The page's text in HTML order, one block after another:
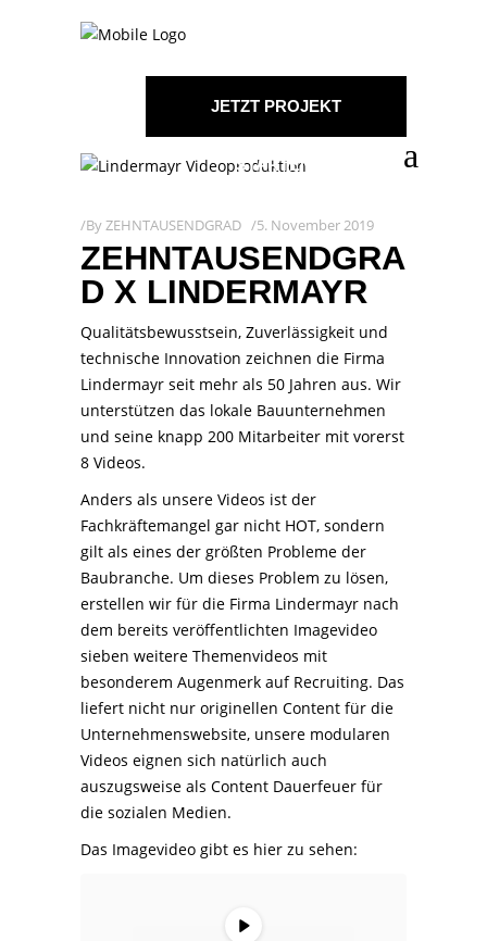
JETZT PROJEKT
STARTEN!
ByZEHNTAUSENDGRAD 5. November 2019
ZEHNTAUSENDGRA
D X LINDERMAYR
Qualitätsbewusstsein, Zuverlässigkeit und
technische Innovation zeichnen die Firma
Lindermayr seit mehr als 50 Jahren aus. Wir
unterstützen das lokale Bauunternehmen
und seine knapp 200 Mitarbeiter mit vorerst
8 Videos.
Anders als unsere Videos ist der
Fachkräftemangel gar nicht HOT, sondern
gilt als eines der größten Probleme der
Baubranche. Um dieses Problem zu lösen,
erstellen wir für die Firma Lindermayr nach
dem bereits veröffentlichten Imagevideo
sieben weitere Themenvideos mit
besonderem Augenmerk auf Recruiting. Das
liefert nicht nur originellen Content für die
Unternehmenswebsite, unsere modularen
Videos eignen sich natürlich auch
auszugsweise als Content Dauerfeuer für
die sozialen Medien.
Das Imagevideo gibt es hier zu sehen: